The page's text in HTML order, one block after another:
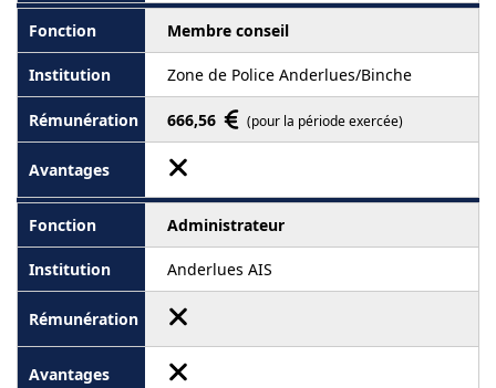
Membre conseil
Zone de Police Anderlues/Binche
666,56 (pour la période exercée)
Administrateur
Anderlues AIS